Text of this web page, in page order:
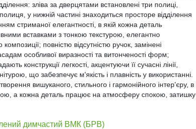
зліва за дверцятами встановлені три полиці,
у нижній частині знаходиться просторе відділення
стриманої елегантності, в якій кожна деталь
вставками з тонкою текстурою, елегантно
повністю відсутністю ручок, замінені
особливої виразності та витонченості форм;
конструкції легкості, акцентуючи її сучасні лінії,
що забезпечує м'якість і плавність у використанні.
вишуканого, стильного і гармонійного інтер'єру, в
а кожна деталь працює на атмосферу спокою, затишку
димчастий ВМК (БРВ)